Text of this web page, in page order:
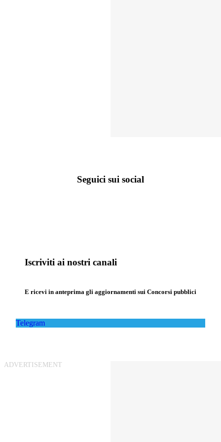
Seguici sui social
Iscriviti ai nostri canali
E ricevi in anteprima gli aggiornamenti sui Concorsi pubblici
Telegram